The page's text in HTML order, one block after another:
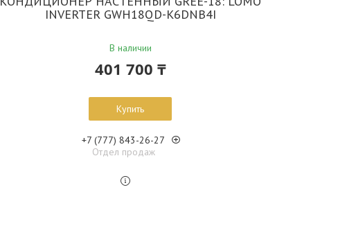
INVERTER GWH18QD-K6DNB4I
В наличии
401 700 ₸
Купить
+7 (777) 843-26-27
Отдел продаж